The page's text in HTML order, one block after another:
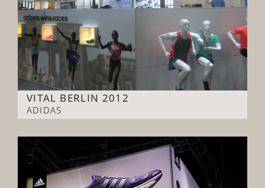
VITAL BERLIN 2012
ADIDAS